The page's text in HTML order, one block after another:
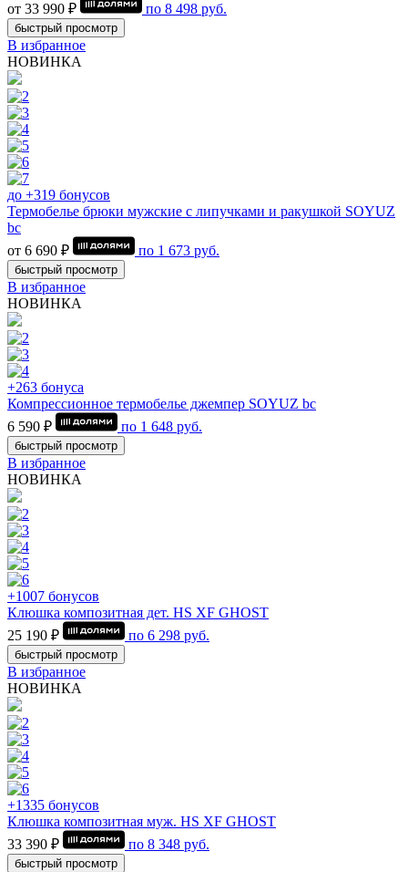
от 33 990 ₽
по 8 498 руб.
быстрый просмотр
В избранное
НОВИНКА
до +319 бонусов
Термобелье брюки мужские с липучками и ракушкой SOYUZ
bc
от 6 690 ₽
по 1 673 руб.
быстрый просмотр
В избранное
НОВИНКА
+263 бонуса
Компрессионное термобелье джемпер SOYUZ bc
6 590 ₽
по 1 648 руб.
быстрый просмотр
В избранное
НОВИНКА
+1007 бонусов
Клюшка композитная дет. HS XF GHOST
25 190 ₽
по 6 298 руб.
быстрый просмотр
В избранное
НОВИНКА
+1335 бонусов
Клюшка композитная муж. HS XF GHOST
33 390 ₽
по 8 348 руб.
быстрый просмотр